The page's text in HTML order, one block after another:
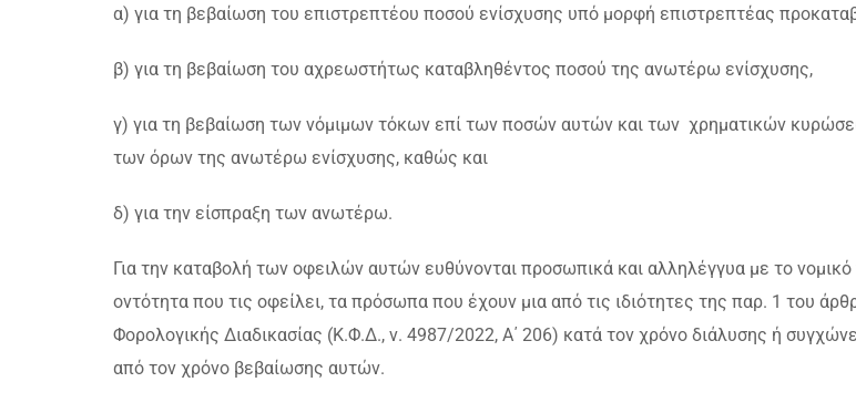
α) για τη βεβαίωση του επιστρεπτέου ποσού ενίσχυσης υπό μορφή επιστρεπτέας
β) για τη βεβαίωση του αχρεωστήτως καταβληθέντος ποσού της ανωτέρω ενίσχυσης,
γ) για τη βεβαίωση των νόμιμων τόκων επί των ποσών αυτών και των χρηματικών
των όρων της ανωτέρω ενίσχυσης, καθώς και
δ) για την είσπραξη των ανωτέρω.
Για την καταβολή των οφειλών αυτών ευθύνονται προσωπικά και αλληλέγγυα με το
οντότητα που τις οφείλει, τα πρόσωπα που έχουν μια από τις ιδιότητες της παρ. 1 του
Φορολογικής Διαδικασίας (Κ.Φ.Δ., ν. 4987/2022, Α΄ 206) κατά τον χρόνο διάλυσης ή
από τον χρόνο βεβαίωσης αυτών.